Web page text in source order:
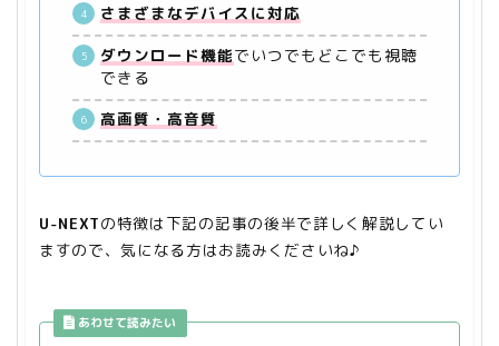
さまざまなデバイスに対応
ダウンロード機能でいつでもどこでも視聴
できる
高画質・高音質
U-NEXTの特徴は下記の記事の後半で詳しく解説してい
ますので、気になる方はお読みくださいね♪